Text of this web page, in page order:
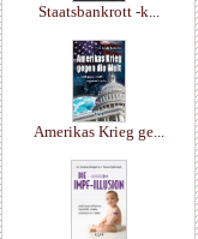
Staatsbankrott -k...
Amerikas Krieg ge...